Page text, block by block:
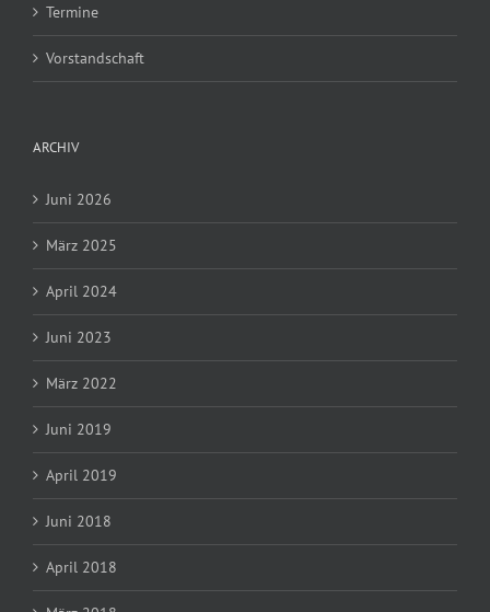
Termine
Vorstandschaft
ARCHIV
Juni 2026
März 2025
April 2024
Juni 2023
März 2022
Juni 2019
April 2019
Juni 2018
April 2018